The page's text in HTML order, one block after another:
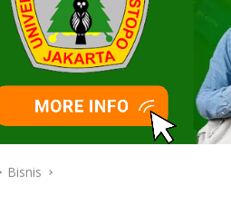
Bisnis